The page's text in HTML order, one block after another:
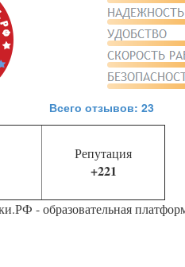
Всего отзывов: 23
Репутация
+221
- образовательная